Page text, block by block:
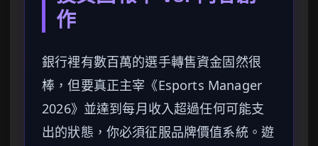
作
銀行裡有數百萬的選手轉售資金固然很
棒，但要真正主宰《Esports Manager
2026》並達到每月收入超過任何可能支
出的狀態，你必須征服品牌價值系統。遊